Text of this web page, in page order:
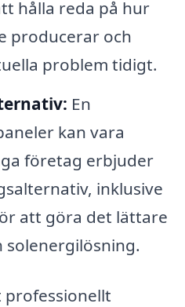
hålla reda på hur
producerar och
problem tidigt.
En
kan vara
företag erbjuder
inklusive
att göra det lättare
solenergilösning.
professionellt